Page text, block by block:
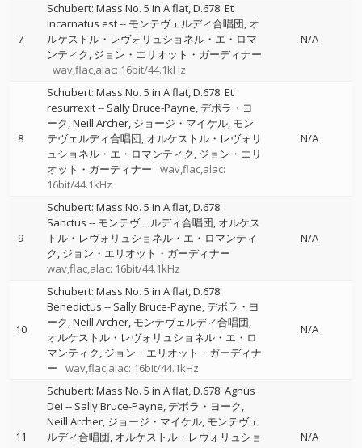
7
Schubert: Mass No. 5 in A flat, D.678: Et
incarnatus est-- モンテヴェルディ合唱団 オ
ルケストル・レヴォリュショネル・エ・ロマ
ンティク ジョン・エリオット・ガーディナー
wav,flac,alac: 16bit/44.1kHz
N/A
8
Schubert: Mass No. 5 in A flat, D.678: Et
resurrexit-- Sally Bruce-Payne デボラ・ヨ
ーク Neill Archer ジョージ・マイケル モン
テヴェルディ合唱団 オルケストル・レヴォリ
ュショネル・エ・ロマンティク ジョン・エリ
オット・ガーディナー
wav,flac,alac:
16bit/44.1kHz
N/A
9
Schubert: Mass No. 5 in A flat, D.678:
Sanctus -- モンテヴェルディ合唱団 オルケス
トル・レヴォリュショネル・エ・ロマンティ
ク ジョン・エリオット・ガーディナー
wav,flac,alac: 16bit/44.1kHz
N/A
10
Schubert: Mass No. 5 in A flat, D.678:
Benedictus -- Sally Bruce-Payne デボラ・ヨ
ーク Neill Archer モンテヴェルディ合唱団
オルケストル・レヴォリュショネル・エ・ロ
マンティク ジョン・エリオット・ガーディナ
ー
wav,flac,alac: 16bit/44.1kHz
N/A
11
Schubert: Mass No. 5 in A flat, D.678: Agnus
Dei -- Sally Bruce-Payne デボラ・ヨーク
Neill Archer ジョージ・マイケル モンテヴェ
ルディ合唱団 オルケストル・レヴォリュショ
N/A